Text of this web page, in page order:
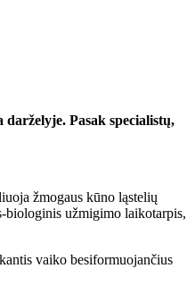
Pasak specialistų,
žmogaus kūno ląstelių
biologinis užmigimo laikotarpis,
vaiko besiformuojančius